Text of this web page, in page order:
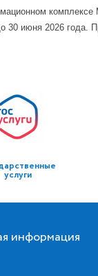
июня 2026 года.
услуги
информация